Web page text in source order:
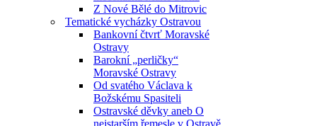
Z Nové Bělé do Mitrovic
Tematické vycházky Ostravou
Bankovní čtvrť Moravské
Ostravy
Barokní „perličky“
Moravské Ostravy
Od svatého Václava k
Božskému Spasiteli
Ostravské děvky aneb O
nejstarším řemesle v Ostravě